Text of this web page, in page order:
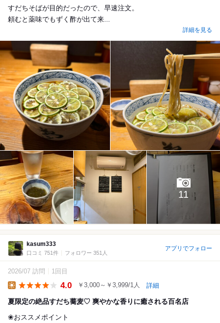
すだちそばが目的だったので、早速注文。
頼むと薬味でもずく酢が出て来...
詳細を見る
11
kasum333
口コミ 751件 フォロワー 351人
アプリでフォロー
2026/07 訪問 1回目
4.0 ￥3,000～￥3,999/1人 詳細
夏限定の絶品すだち蕎麦♡ 爽やかな香りに癒される百名店
❀おススメポイント